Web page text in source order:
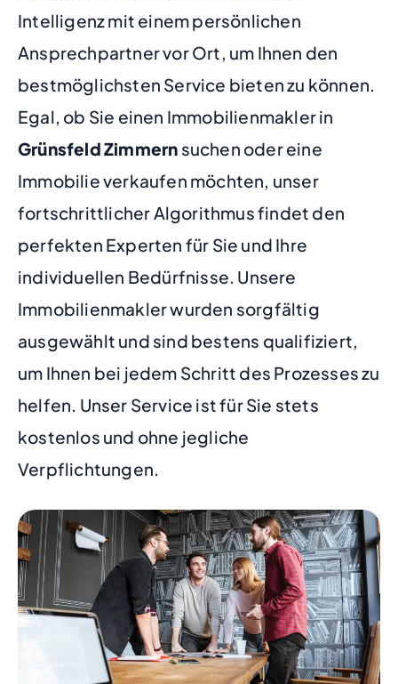
Intelligenz mit einem persönlichen
Ansprechpartner vor Ort, um Ihnen den
bestmöglichsten Service bieten zu können.
Egal, ob Sie einen Immobilienmakler in
Grünsfeld Zimmern suchen oder eine
Immobilie verkaufen möchten, unser
fortschrittlicher Algorithmus findet den
perfekten Experten für Sie und Ihre
individuellen Bedürfnisse. Unsere
Immobilienmakler wurden sorgfältig
ausgewählt und sind bestens qualifiziert,
um Ihnen bei jedem Schritt des Prozesses zu
helfen. Unser Service ist für Sie stets
kostenlos und ohne jegliche
Verpflichtungen.